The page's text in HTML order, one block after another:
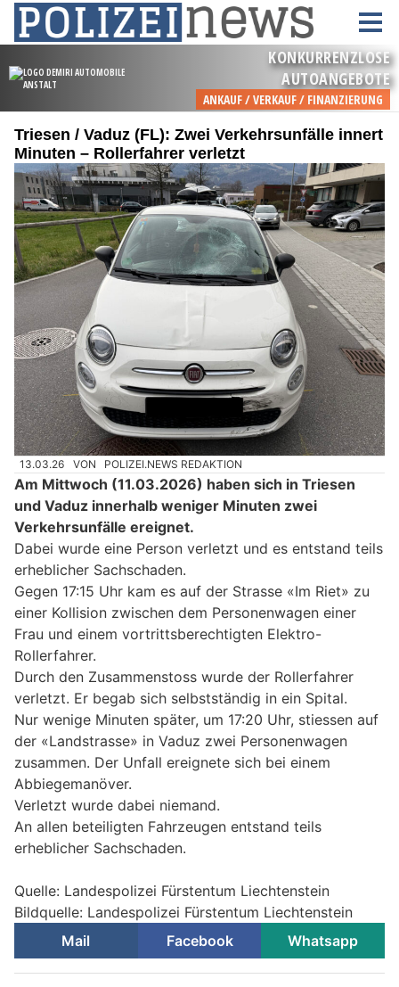
Triesen / Vaduz (FL): Zwei Verkehrsunfälle innert
Minuten – Rollerfahrer verletzt
13.03.26 VON POLIZEI.NEWS REDAKTION
Am Mittwoch (11.03.2026) haben sich in Triesen
und Vaduz innerhalb weniger Minuten zwei
Verkehrsunfälle ereignet.
Dabei wurde eine Person verletzt und es entstand teils
erheblicher Sachschaden.
Gegen 17:15 Uhr kam es auf der Strasse «Im Riet» zu
einer Kollision zwischen dem Personenwagen einer
Frau und einem vortrittsberechtigten Elektro-
Rollerfahrer.
Durch den Zusammenstoss wurde der Rollerfahrer
verletzt. Er begab sich selbstständig in ein Spital.
Nur wenige Minuten später, um 17:20 Uhr, stiessen auf
der «Landstrasse» in Vaduz zwei Personenwagen
zusammen. Der Unfall ereignete sich bei einem
Abbiegemanöver.
Verletzt wurde dabei niemand.
An allen beteiligten Fahrzeugen entstand teils
erheblicher Sachschaden.
Quelle: Landespolizei Fürstentum Liechtenstein
Bildquelle: Landespolizei Fürstentum Liechtenstein
Mail
Facebook Whatsapp